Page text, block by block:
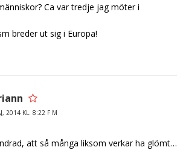
Ca var tredje jag möter i
breder ut sig i Europa!
2014 KL. 8:22 F M
att så många liksom verkar ha glömt…